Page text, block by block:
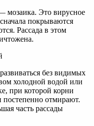
мозаика. Это вирусное
покрываются
Рассада в этом
без видимых
холодной водой или
при которой корни
отмирают.
часть рассады